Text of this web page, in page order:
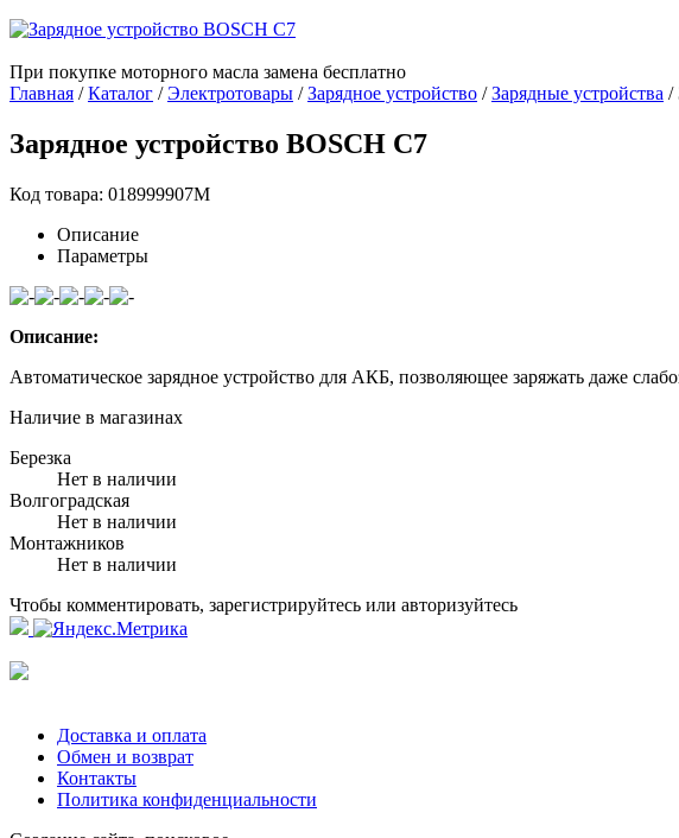
При покупке моторного масла замена бесплатно
Главная /Каталог /Электротовары /Зарядное устройство /Зарядные устройства /
Зарядное устройство BOSCH C7
Код товара: 018999907М
Описание
Параметры
Описание:
Автоматическое зарядное устройство для АКБ, позволяющее заряжать даже
Наличие в магазинах
Березка
Нет в наличии
Волгоградская
Нет в наличии
Монтажников
Нет в наличии
Чтобы комментировать, зарегистрируйтесь или авторизуйтесь
Доставка и оплата
Обмен и возврат
Контакты
Политика конфиденциальности